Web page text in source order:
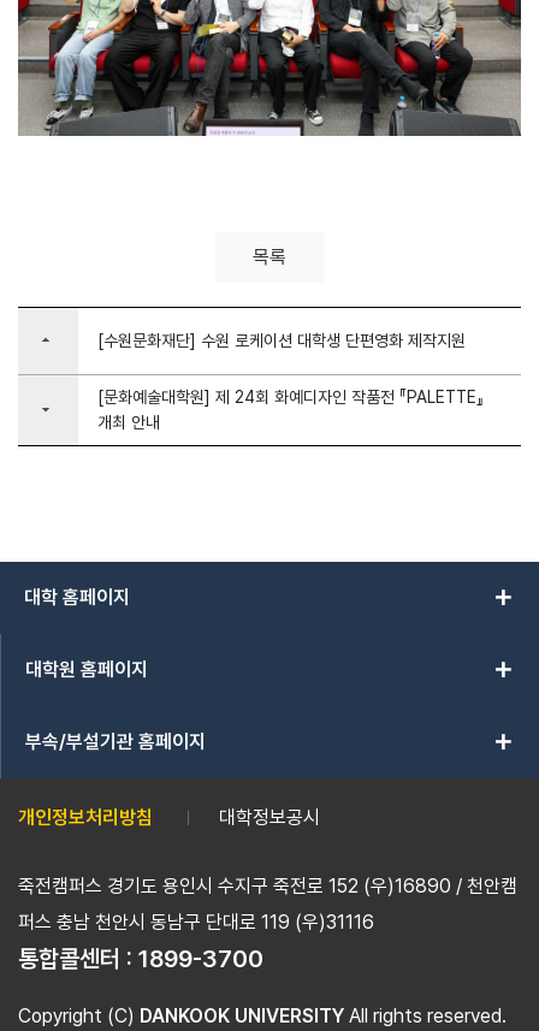
목록
arrow_drop_up [수원문화재단] 수원 로케이션 대학생 단편영화 제작지원
arrow_drop_down
[문화예술대학원] 제 24회 화예디자인 작품전 『PALETTE』
개최 안내
대학 홈페이지 add
대학원 홈페이지 add
부속/부설기관 홈페이지 add
개인정보처리방침 대학정보공시
죽전캠퍼스 경기도 용인시 수지구 죽전로 152 (우)16890 / 천안캠
퍼스 충남 천안시 동남구 단대로 119 (우)31116
통합콜센터 : 1899-3700
Copyright (C) DANKOOK UNIVERSITY All rights reserved.